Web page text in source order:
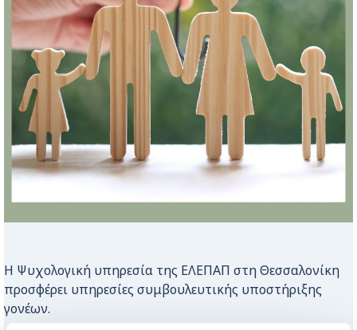
Η Ψυχολογική υπηρεσία της ΕΛΕΠΑΠ στη Θεσσαλονίκη
προσφέρει υπηρεσίες συμβουλευτικής υποστήριξης
γονέων.